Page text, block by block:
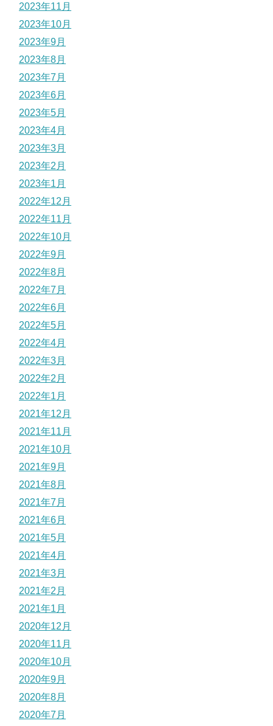
2023年11月
2023年10月
2023年9月
2023年8月
2023年7月
2023年6月
2023年5月
2023年4月
2023年3月
2023年2月
2023年1月
2022年12月
2022年11月
2022年10月
2022年9月
2022年8月
2022年7月
2022年6月
2022年5月
2022年4月
2022年3月
2022年2月
2022年1月
2021年12月
2021年11月
2021年10月
2021年9月
2021年8月
2021年7月
2021年6月
2021年5月
2021年4月
2021年3月
2021年2月
2021年1月
2020年12月
2020年11月
2020年10月
2020年9月
2020年8月
2020年7月